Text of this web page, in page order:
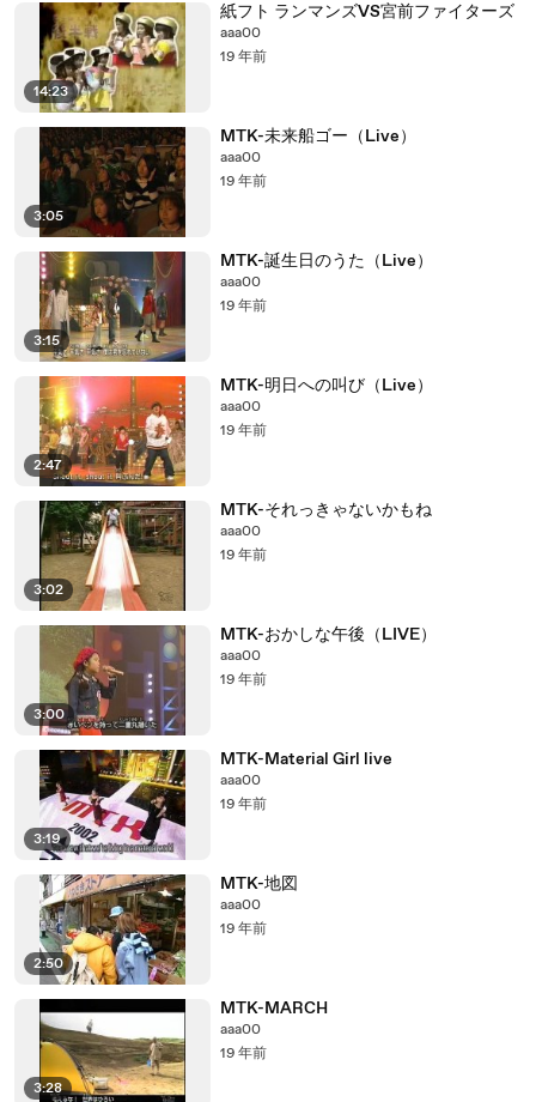
14:23
紙フト ランマンズVS宮前ファイターズ
aaa00
19 年前
3:05
MTK-未来船ゴー（Live）
aaa00
19 年前
3:15
MTK-誕生日のうた（Live）
aaa00
19 年前
2:47
MTK-明日への叫び（Live）
aaa00
19 年前
3:02
MTK-それっきゃないかもね
aaa00
19 年前
3:00
MTK-おかしな午後（LIVE）
aaa00
19 年前
3:19
MTK-Material Girl live
aaa00
19 年前
2:50
MTK-地図
aaa00
19 年前
3:28
MTK-MARCH
aaa00
19 年前